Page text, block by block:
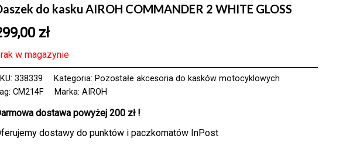
do kasku AIROH COMMANDER 2 WHITE GLOSS
zł
w magazynie
338339 Kategoria: Pozostałe akcesoria do kasków motocyklowych
CM214F Marka: AIROH
dostawa powyżej 200 zł !
dostawy do punktów i paczkomatów InPost